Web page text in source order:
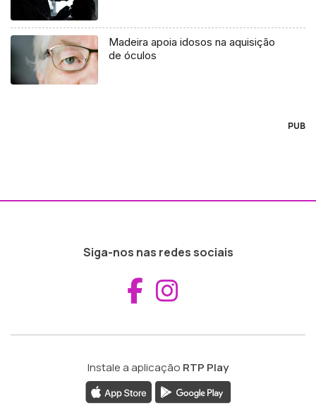
Madeira apoia idosos na aquisição
de óculos
PUB
Siga-nos nas redes sociais
Aceder ao
Instale a aplicação RTP Play